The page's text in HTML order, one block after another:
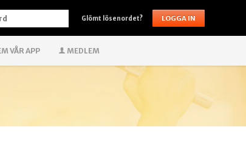
Glömt lösenordet?
VÅR APP MEDLEM